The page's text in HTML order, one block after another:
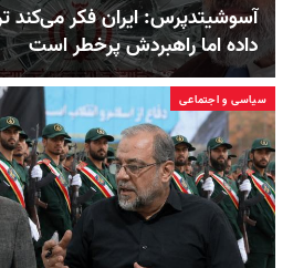
آسوشیتدپرس: ایران فکر می‌کند
داده‌ اما راهبردش پرخطر است
سیاسی و اجتماعی